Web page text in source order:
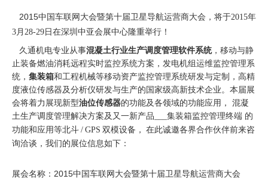
["wechat","weibo","qzone","douban","email"]
2015中国车联网大会暨第十届卫星导航运营商大会 ，将于2015年
3月28-29日在深圳中亚会展中心隆重举行！
久通机电专业从事混凝土行业生产调度管理软件系统，移动与静
止装备燃油消耗远程实时监控系统方案，发电机组运维监控管理系
统， 集装箱和工程机械等移动资产监控管理系统研发与定制，高精
度液位传感器及分析仪研发与生产的国家级高新技术企业。本届展
会将着力展现新型油位传感器的功能及各领域的功能应用，
混凝
土生产调度管理解决方案及又一新产品___集装箱监控管理终端 的
功能和应用等北斗 / GPS 双模设备， 在此诚邀各界合作伙伴前来咨
询洽谈，我们的展位信息如下：
展会名称：2015中国车联网大会暨第十届卫星导航运营商大会